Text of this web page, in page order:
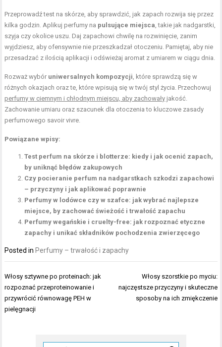
Przeprowadź test na skórze, aby sprawdzić, jak zapach rozwija się przez
kilka godzin. Aplikuj perfumy na pulsujące miejsca , takie jak nadgarstki,
szyja czy okolice uszu. Daj zapachowi chwilę na rozwinięcie, zanim
wyjdziesz, aby ofensywnie nie przeszkadzał otoczeniu. Pamiętaj, aby nie
przesadzać z ilością aplikacji i odświeżaj aromat z umiarem w ciągu dnia.
Rozważ wybór uniwersalnych kompozycji , które sprawdzą się w
różnych okazjach oraz te, które wpisują się w twój styl życia. Przechowuj
perfumy w ciemnym i chłodnym miejscu, aby zachowały jakość.
Zachowanie umiaru oraz szacunek dla otoczenia to kluczowe zasady
perfumowego savoir vivre.
Powiązane wpisy:
Test perfum na skórze i blotterze: kiedy i jak ocenić zapach,
by uniknąć błędów zakupowych
Czy pocieranie perfum na nadgarstkach szkodzi zapachowi
– przyczyny i jak aplikować poprawnie
Perfumy w lodówce czy w szafce: jak wybrać najlepsze
miejsce, by zachować świeżość i trwałość zapachu
Perfumy wegańskie i cruelty-free: jak rozpoznać etyczne
zapachy i unikać składników pochodzenia zwierzęcego
Posted in Perfumy – trwałość i zapachy
Nawigacja
wpisu
Włosy sztywne po proteinach: jak
rozpoznać przeproteinowanie i
przywrócić równowagę PEH w
pielęgnacji
Włosy szorstkie po myciu:
najczęstsze przyczyny i skuteczne
sposoby na ich zmiękczenie